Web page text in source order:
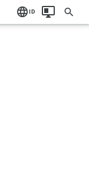
ID